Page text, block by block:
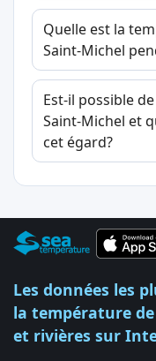
Quelle est la
Saint-Michel
Est-il possible
Saint-Michel et
cet égard?
Les données les
la température de
et rivières sur